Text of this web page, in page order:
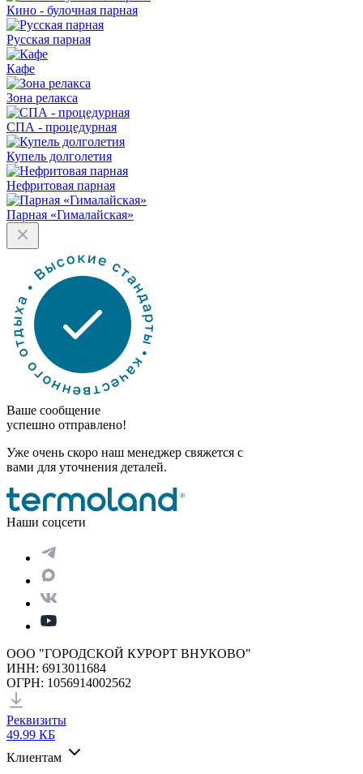
Кино - булочная парная
Русская парная
Кафе
Зона релакса
СПА - процедурная
Купель долголетия
Нефритовая парная
Парная «Гималайская»
Ваше сообщение
успешно отправлено!
Уже очень скоро наш менеджер свяжется с
вами для уточнения деталей.
Наши соцсети
ООО "ГОРОДСКОЙ КУРОРТ ВНУКОВО"
ИНН: 6913011684
ОГРН: 1056914002562
Реквизиты
49.99 КБ
Клиентам